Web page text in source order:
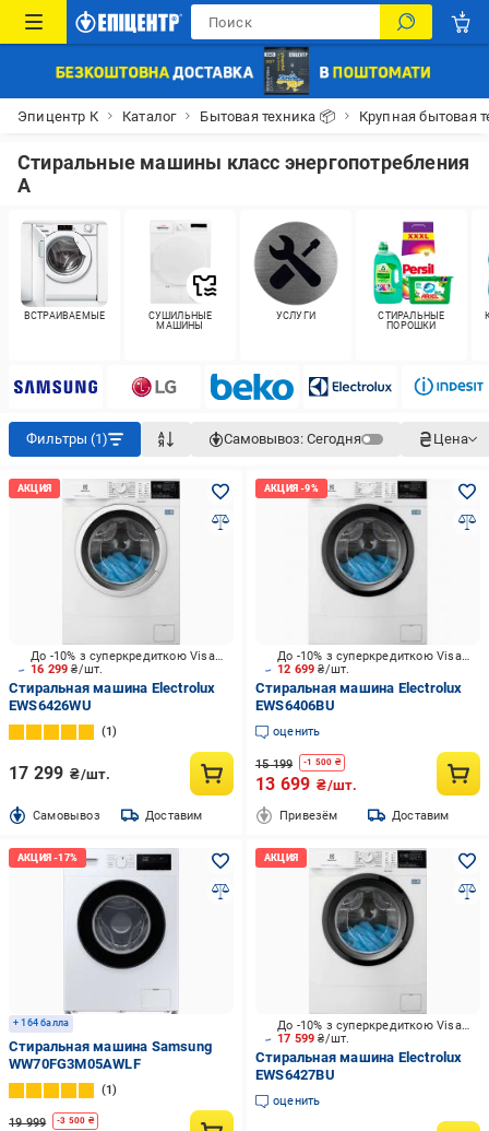
Эпицентр К Каталог Бытовая техника 📦 Крупная бытовая
Стиральные машины класс энергопотребления
A
ВСТРАИВАЕМЫЕ
СУШИЛЬНЫЕ
МАШИНЫ
УСЛУГИ
СТИРАЛЬНЫЕ
ПОРОШКИ
Фильтры (1) Самовывоз: Сегодня Цена
16 299₴/шт.
До -10% з суперкредиткою Visa Вигода
Стиральная машина Electrolux
EWS6426WU
1
17 299 ₴/шт.
Cамовывоз Доставим
12 699₴/шт.
До -10% з суперкредиткою Visa Вигода
Стиральная машина Electrolux
EWS6406BU
оценить
15 199 -1 500 ₴
13 699 ₴/шт.
Привезём Доставим
+ 164 балла
Стиральная машина Samsung
WW70FG3M05AWLF
1
19 999 -3 500 ₴
17 599₴/шт.
До -10% з суперкредиткою Visa Вигода
Стиральная машина Electrolux
EWS6427BU
оценить